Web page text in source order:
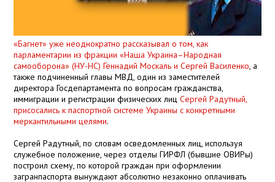
«Багнет» уже неоднократно рассказывал о том, как
парламентарии из фракции «Наша Украина–Народная
самооборона» (НУ-НС) Геннадий Москаль и Сергей Василенко, а
также подчиненный главы МВД, один из заместителей
директора Госдепартамента по вопросам гражданства,
иммиграции и регистрации физических лицСергей Радутный,
присосались к паспортной системе Украины с конкретными
меркантильными целями.
Сергей Радутный, по словам осведомленных лиц, используя
служебное положение, через отделы ГИРФЛ (бывшие ОВИРы)
построил схему, по которой граждан при оформлении
загранпаспорта вынуждают абсолютно незаконно оплачивать